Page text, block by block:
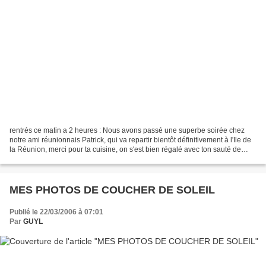
rentrés ce matin a 2 heures : Nous avons passé une superbe soirée chez
notre ami réunionnais Patrick, qui va repartir bientôt définitivement à l'Ile de
la Réunion, merci pour ta cuisine, on s'est bien régalé avec ton sauté de
MES PHOTOS DE COUCHER DE SOLEIL
Publié le 22/03/2006 à 07:01
Par GUYL